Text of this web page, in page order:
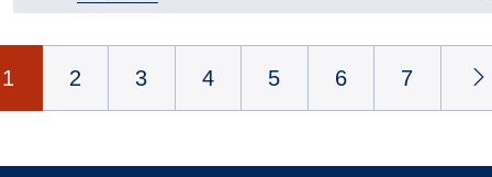
1 2 3 4 5 6 7